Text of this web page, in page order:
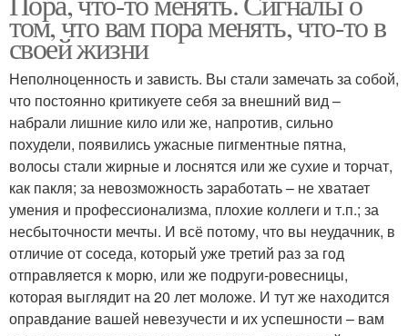
том, что вам пора менять, что-то в
своей жизни
Неполноценность и зависть. Вы стали замечать за собой,
что постоянно критикуете себя за внешний вид –
набрали лишние кило или же, напротив, сильно
похудели, появились ужасные пигментные пятна,
волосы стали жирные и лоснятся или же сухие и торчат,
как пакля; за невозможность заработать – не хватает
умения и профессионализма, плохие коллеги и т.п.; за
несбыточности мечты. И всё потому, что вы неудачник, в
отличие от соседа, который уже третий раз за год
отправляется к морю, или же подруги-ровесницы,
которая выглядит на 20 лет моложе. И тут же находится
оправдание вашей невезучести и их успешности – вам